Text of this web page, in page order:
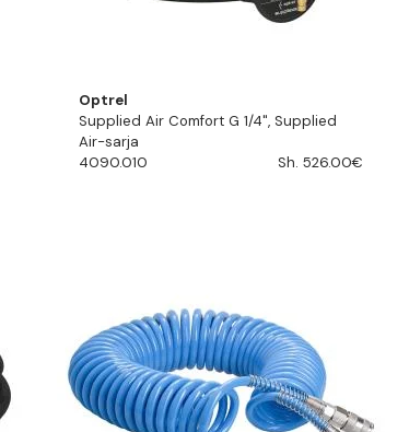
Optrel
Supplied Air Comfort G 1/4", Supplied
Air-sarja
4090.010
Sh. 526.00€